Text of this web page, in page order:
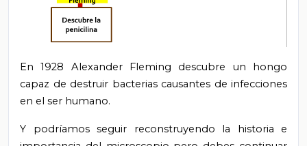
En 1928 Alexander Fleming descubre un hongo
capaz de destruir bacterias causantes de infecciones
en el ser humano.
Y podríamos seguir reconstruyendo la historia e